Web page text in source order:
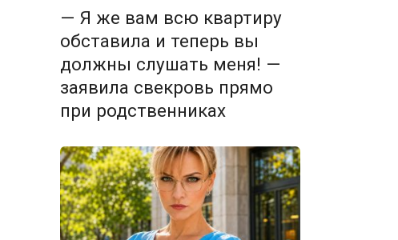
— Я же вам всю квартиру
обставила и теперь вы
должны слушать меня! —
заявила свекровь прямо
при родственниках